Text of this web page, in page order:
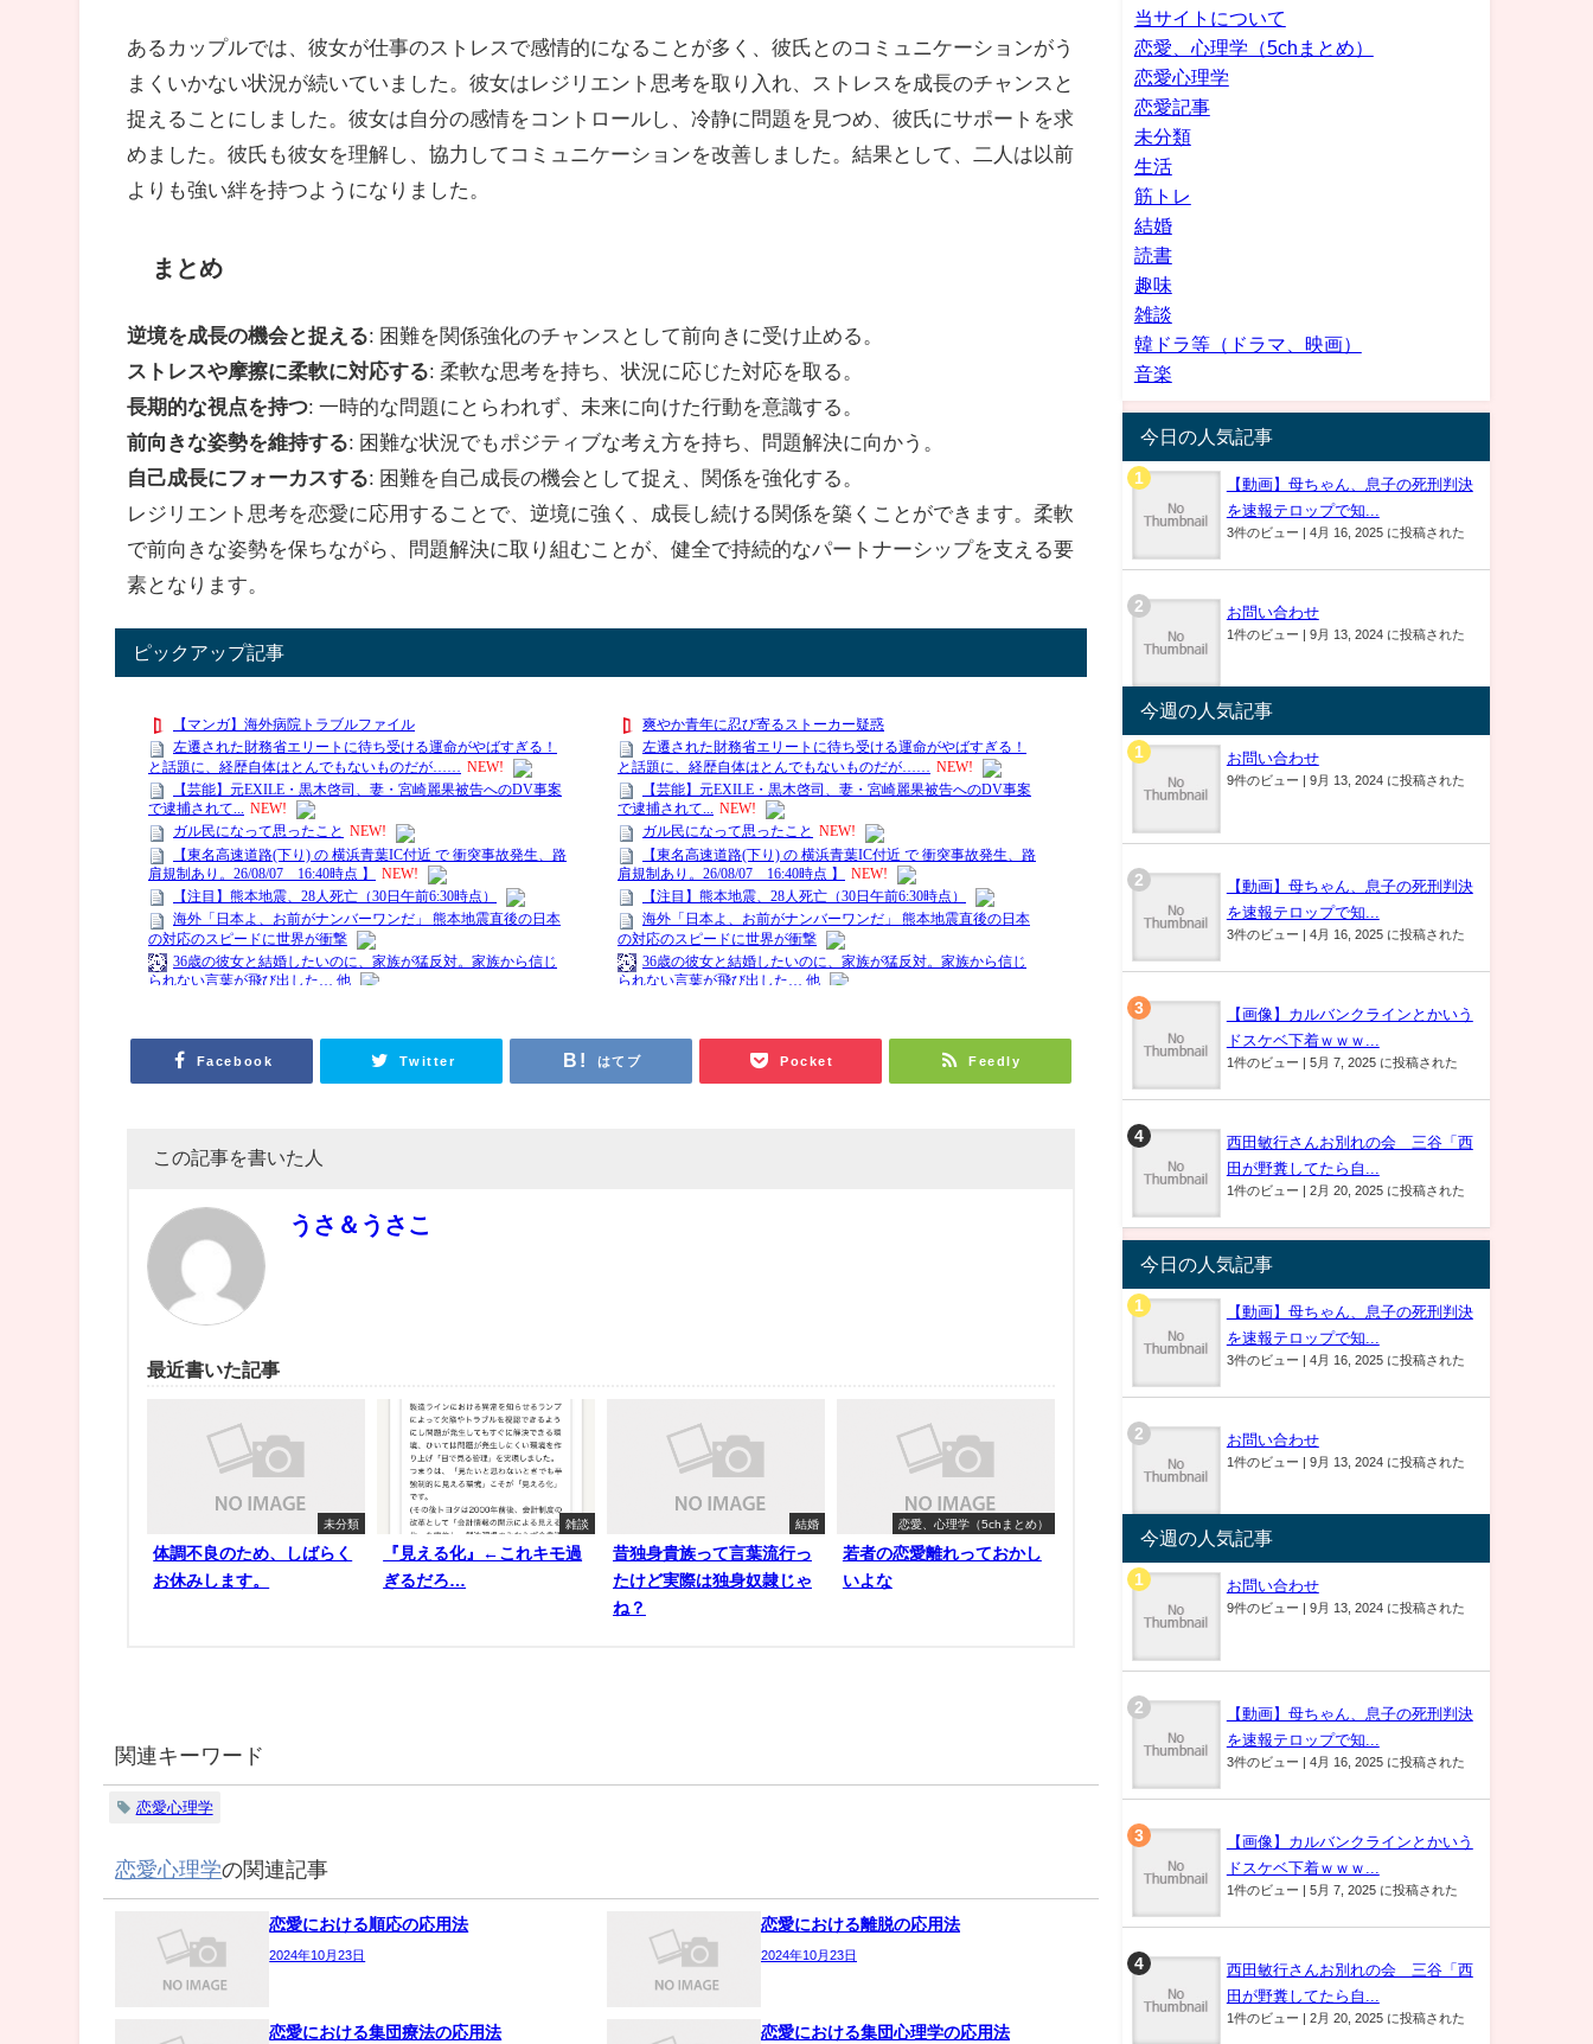
あるカップルでは、彼女が仕事のストレスで感情的になることが多く、彼氏とのコミュニケーションがう
まくいかない状況が続いていました。彼女はレジリエント思考を取り入れ、ストレスを成長のチャンスと
捉えることにしました。彼女は自分の感情をコントロールし、冷静に問題を見つめ、彼氏にサポートを求
めました。彼氏も彼女を理解し、協力してコミュニケーションを改善しました。結果として、二人は以前
よりも強い絆を持つようになりました。
まとめ
逆境を成長の機会と捉える: 困難を関係強化のチャンスとして前向きに受け止める。
ストレスや摩擦に柔軟に対応する: 柔軟な思考を持ち、状況に応じた対応を取る。
長期的な視点を持つ: 一時的な問題にとらわれず、未来に向けた行動を意識する。
前向きな姿勢を維持する: 困難な状況でもポジティブな考え方を持ち、問題解決に向かう。
自己成長にフォーカスする: 困難を自己成長の機会として捉え、関係を強化する。
レジリエント思考を恋愛に応用することで、逆境に強く、成長し続ける関係を築くことができます。柔軟
で前向きな姿勢を保ちながら、問題解決に取り組むことが、健全で持続的なパートナーシップを支える要
素となります。
ピックアップ記事
Facebook Twitter はてブ Pocket Feedly
この記事を書いた人
うさ＆うさこ
最近書いた記事
未分類
体調不良のため、しばらく
お休みします。
雑談
『見える化』←これキモ過
ぎるだろ…
結婚
昔独身貴族って言葉流行っ
たけど実際は独身奴隷じゃ
ね？
恋愛、心理学（5chまとめ）
若者の恋愛離れっておかし
いよな
関連キーワード
恋愛心理学
恋愛心理学の関連記事
恋愛における順応の応用法
2024年10月23日
恋愛における離脱の応用法
2024年10月23日
恋愛における集団療法の応用法 恋愛における集団心理学の応用法
当サイトについて
恋愛、心理学（5chまとめ）
恋愛心理学
恋愛記事
未分類
生活
筋トレ
結婚
読書
趣味
雑談
韓ドラ等（ドラマ、映画）
音楽
今日の人気記事
【動画】母ちゃん、息子の死刑判決
を速報テロップで知...
3件のビュー | 4月 16, 2025 に投稿された
お問い合わせ
1件のビュー | 9月 13, 2024 に投稿された
今週の人気記事
お問い合わせ
9件のビュー | 9月 13, 2024 に投稿された
【動画】母ちゃん、息子の死刑判決
を速報テロップで知...
3件のビュー | 4月 16, 2025 に投稿された
【画像】カルバンクラインとかいう
ドスケベ下着ｗｗｗ...
1件のビュー | 5月 7, 2025 に投稿された
西田敏行さんお別れの会 三谷「西
田が野糞してたら自...
1件のビュー | 2月 20, 2025 に投稿された
今日の人気記事
【動画】母ちゃん、息子の死刑判決
を速報テロップで知...
3件のビュー | 4月 16, 2025 に投稿された
お問い合わせ
1件のビュー | 9月 13, 2024 に投稿された
今週の人気記事
お問い合わせ
9件のビュー | 9月 13, 2024 に投稿された
【動画】母ちゃん、息子の死刑判決
を速報テロップで知...
3件のビュー | 4月 16, 2025 に投稿された
【画像】カルバンクラインとかいう
ドスケベ下着ｗｗｗ...
1件のビュー | 5月 7, 2025 に投稿された
西田敏行さんお別れの会 三谷「西
田が野糞してたら自...
1件のビュー | 2月 20, 2025 に投稿された